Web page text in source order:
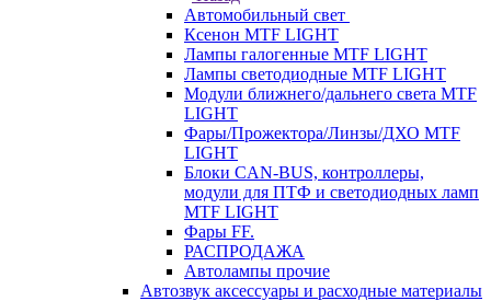
Автомобильный свет
Ксенон MTF LIGHT
Лампы галогенные MTF LIGHT
Лампы светодиодные MTF LIGHT
Модули ближнего/дальнего света MTF
LIGHT
Фары/Прожектора/Линзы/ДХО MTF
LIGHT
Блоки CAN-BUS, контроллеры,
модули для ПТФ и светодиодных ламп
MTF LIGHT
Фары FF.
РАСПРОДАЖА
Автолампы прочие
Автозвук аксессуары и расходные материалы